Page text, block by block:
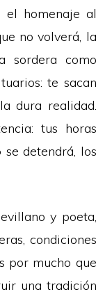
el homenaje al
no volverá, la
sordera como
te sacan
dura realidad.
tus horas
detendrá, los
y poeta,
condiciones
por mucho que
una tradición